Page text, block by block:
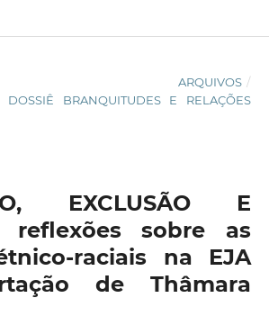
ARQUIVOS /
BRANQUITUDES E RELAÇÕES
EXCLUSÃO E
reflexões sobre as
raciais na EJA
de Thâmara